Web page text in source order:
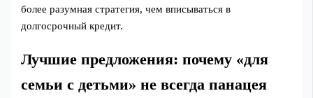
более разумная стратегия, чем вписываться в
долгосрочный кредит.
Лучшие предложения: почему «для
семьи с детьми» не всегда панацея